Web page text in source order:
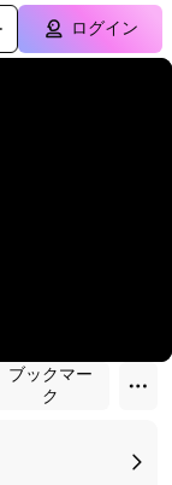
ログイン
ブックマー
ク